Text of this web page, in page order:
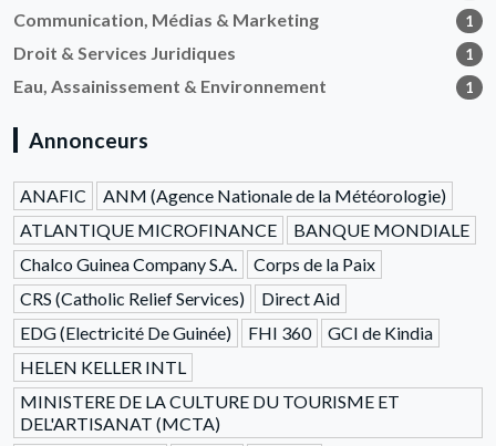
Communication, Médias & Marketing 1
Droit & Services Juridiques 1
Eau, Assainissement & Environnement 1
Annonceurs
ANAFIC
ANM (Agence Nationale de la Météorologie)
ATLANTIQUE MICROFINANCE
BANQUE MONDIALE
Chalco Guinea Company S.A.
Corps de la Paix
CRS (Catholic Relief Services)
Direct Aid
EDG (Electricité De Guinée)
FHI 360
GCI de Kindia
HELEN KELLER INTL
MINISTERE DE LA CULTURE DU TOURISME ET
DEL'ARTISANAT (MCTA)